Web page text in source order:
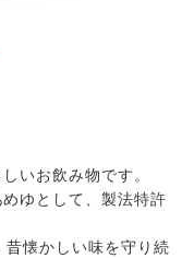
いお飲み物です。
ゆとして、製法特許
懐かしい味を守り続